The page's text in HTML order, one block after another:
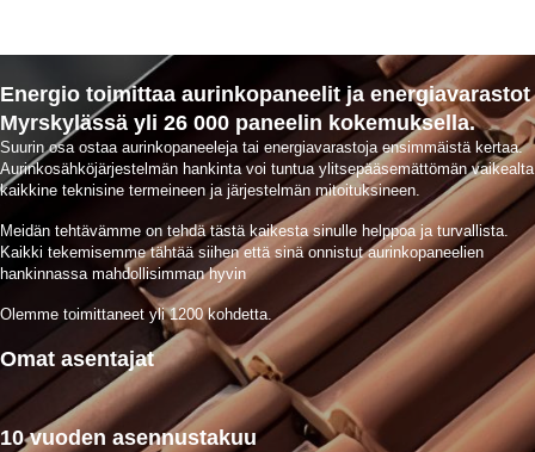
Energio toimittaa aurinkopaneelit ja energiavarastot
Myrskylässä yli 26 000 paneelin kokemuksella.
Suurin osa ostaa aurinkopaneeleja tai energiavarastoja ensimmäistä kertaa.
Aurinkosähköjärjestelmän hankinta voi tuntua ylitsepääsemättömän vaikealta
kaikkine teknisine termeineen ja järjestelmän mitoituksineen.
Meidän tehtävämme on tehdä tästä kaikesta sinulle helppoa ja turvallista.
Kaikki tekemisemme tähtää siihen että sinä onnistut aurinkopaneelien
hankinnassa mahdollisimman hyvin
Olemme toimittaneet yli 1200 kohdetta.
Omat asentajat
10 vuoden asennustakuu